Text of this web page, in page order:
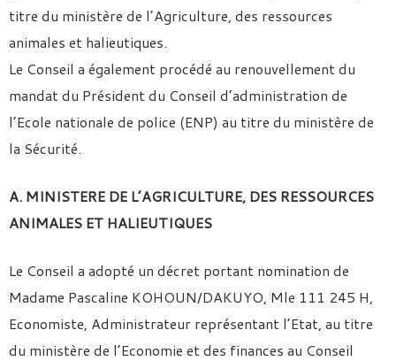
titre du ministère de l’Agriculture, des ressources
animales et halieutiques.
Le Conseil a également procédé au renouvellement du
mandat du Président du Conseil d’administration de
l’Ecole nationale de police (ENP) au titre du ministère de
la Sécurité.
A. MINISTERE DE L’AGRICULTURE, DES RESSOURCES
ANIMALES ET HALIEUTIQUES
Le Conseil a adopté un décret portant nomination de
Madame Pascaline KOHOUN/DAKUYO, Mle 111 245 H,
Economiste, Administrateur représentant l’Etat, au titre
du ministère de l’Economie et des finances au Conseil